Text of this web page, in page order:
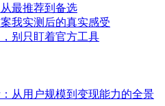
最推荐到备选
我实测后的真实感受
别只盯着官方工具